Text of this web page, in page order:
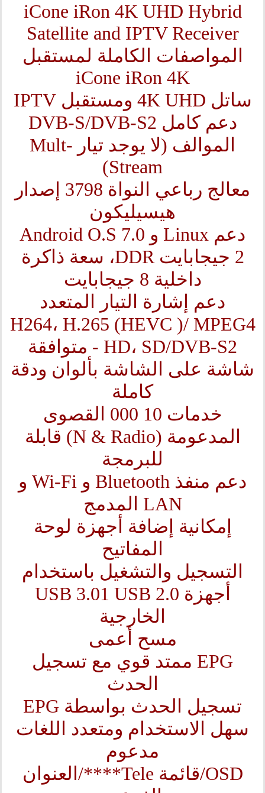
iCone iRon 4K UHD Hybrid
Satellite and IPTV Receiver
المواصفات الكاملة لمستقبل
iCone iRon 4K
ساتل 4K UHD ومستقبل IPTV
دعم كامل DVB-S/DVB-S2
الموالف (لا يوجد تيار Mult-
Stream)
معالج رباعي النواة 3798 إصدار
هيسيليكون
دعم Linux و Android O.S 7.0
2 جيجابايت DDR، سعة ذاكرة
داخلية 8 جيجابايت
دعم إشارة التيار المتعدد
H264، H.265 (HEVC )/ MPEG4
- HD، SD/DVB-S2 متوافقة
شاشة على الشاشة بألوان ودقة
كاملة
خدمات 10 000 القصوى
المدعومة (N & Radio) قابلة
للبرمجة
دعم منفذ Bluetooth و Wi-Fi و
LAN المدمج
إمكانية إضافة أجهزة لوحة
المفاتيح
التسجيل والتشغيل باستخدام
أجهزة USB 3.01 USB 2.0
الخارجية
مسح أعمى
EPG ممتد قوي مع تسجيل
الحدث
تسجيل الحدث بواسطة EPG
سهل الاستخدام ومتعدد اللغات
مدعوم
OSD/قائمة Tele****/العنوان